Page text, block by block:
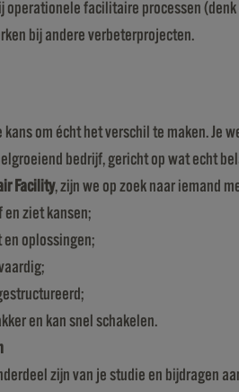
operationele facilitaire processen
bij andere verbeterprojecten.
kans om écht het verschil te maken.
bedrijf, gericht op wat echt
Facility, zijn we op zoek naar iemand
en ziet kansen;
oplossingen;
en kan snel schakelen.
zijn van je studie en bijdragen